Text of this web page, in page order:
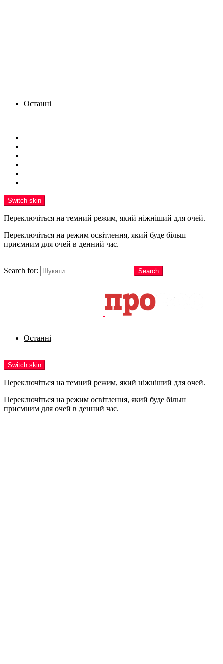
Останні
Switch skin
Переключіться на темний режим, який ніжніший для очей.
Переключіться на режим освітлення, який буде більш
приємним для очей в денний час.
Search for:
Search
Останні
Switch skin
Переключіться на темний режим, який ніжніший для очей.
Переключіться на режим освітлення, який буде більш
приємним для очей в денний час.